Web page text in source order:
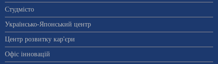
Студмісто
Українсько-Японський центр
Центр розвитку кар'єри
Офіс інновацій